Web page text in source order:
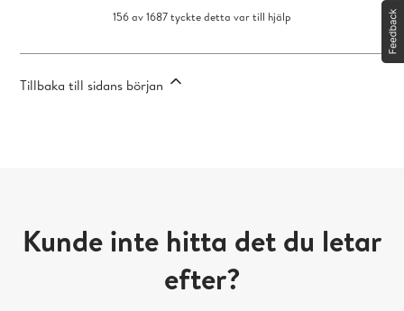
156 av 1687 tyckte detta var till hjälp
Tillbaka till sidans början
Kunde inte hitta det du letar
efter?